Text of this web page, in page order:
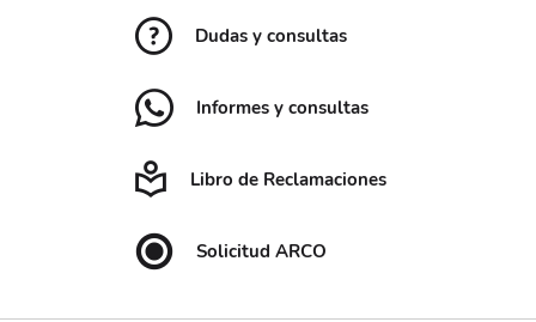
Dudas y consultas
Informes y consultas
Libro de Reclamaciones
Solicitud ARCO